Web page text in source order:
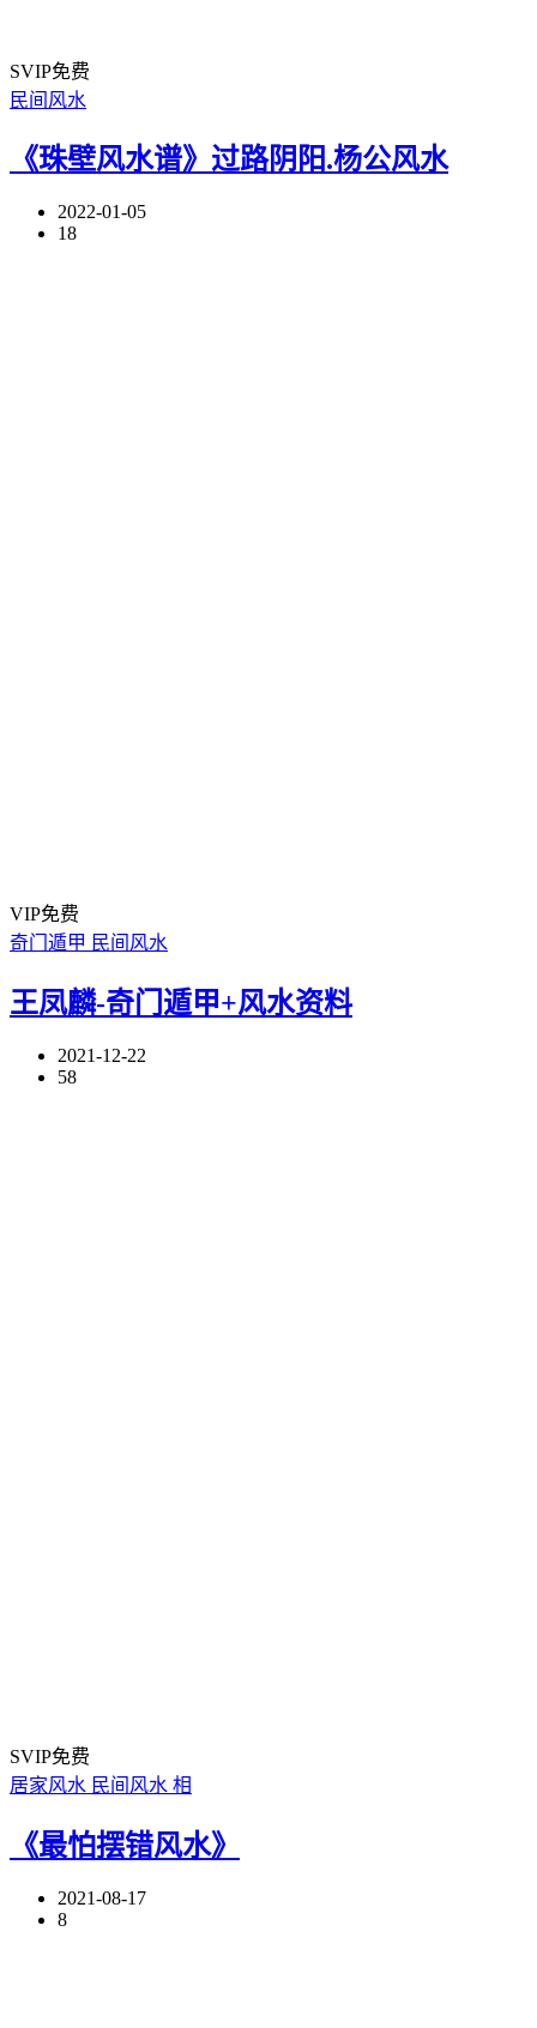
SVIP免费
民间风水
《珠壁风水谱》过路阴阳.杨公风水
2022-01-05
18
VIP免费
奇门遁甲 民间风水
王凤麟-奇门遁甲+风水资料
2021-12-22
58
SVIP免费
居家风水 民间风水 相
《最怕摆错风水》
2021-08-17
8